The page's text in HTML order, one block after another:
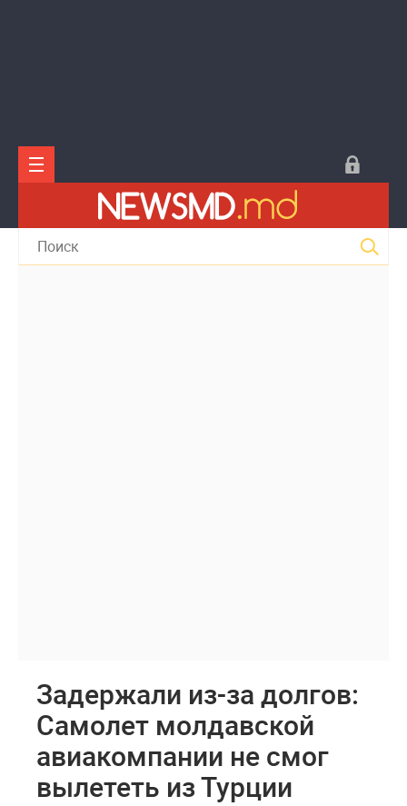
Задержали из-за долгов:
Самолет молдавской
авиакомпании не смог
вылететь из Турции